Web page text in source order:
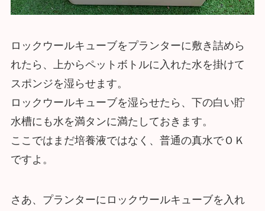
ロックウールキューブをプランターに敷き詰めら
れたら、上からペットボトルに入れた水を掛けて
スポンジを湿らせます。
ロックウールキューブを湿らせたら、下の白い貯
水槽にも水を満タンに満たしておきます。
ここではまだ培養液ではなく、普通の真水でＯＫ
ですよ。
さあ、プランターにロックウールキューブを入れ